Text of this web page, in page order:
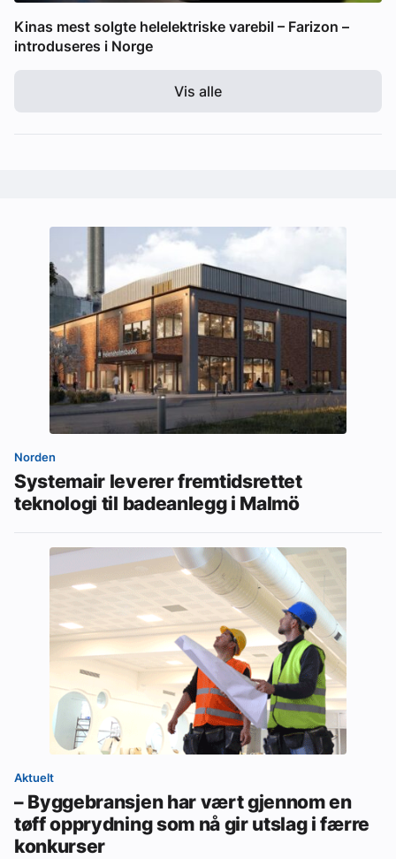
Kinas mest solgte helelektriske varebil – Farizon –
introduseres i Norge
Vis alle
Norden
Systemair leverer fremtidsrettet
teknologi til badeanlegg i Malmö
Aktuelt
– Byggebransjen har vært gjennom en
tøff opprydning som nå gir utslag i færre
konkurser